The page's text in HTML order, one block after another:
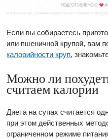
Если вы собираетесь
или пшеничной крупой, вам
калорийности круп,
Можно ли
считаем калории
Диета на супах считается
при этом действенных
ограниченном режиме